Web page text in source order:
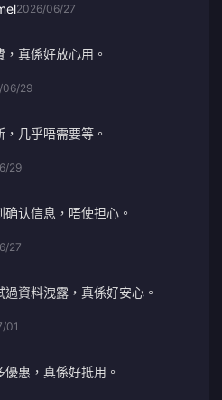
2026/06/27
真係好放心用。
06/29
几乎唔需要等。
29
认信息，唔使担心。
27
資料洩露，真係好安心。
01
惠，真係好抵用。